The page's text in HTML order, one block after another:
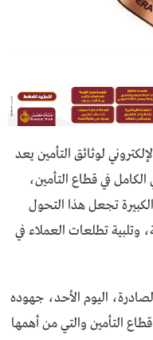
لوثائق التأمين يعد
في قطاع التأمين،
تجعل هذا التحول
وتلبية تطلعات العملاء في
اليوم الأحد، جهوده
التأمين والتي من أهمها